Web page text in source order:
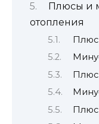
Плюсы и
отопления